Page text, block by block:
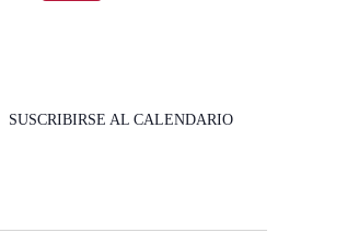
SUSCRIBIRSE AL CALENDARIO